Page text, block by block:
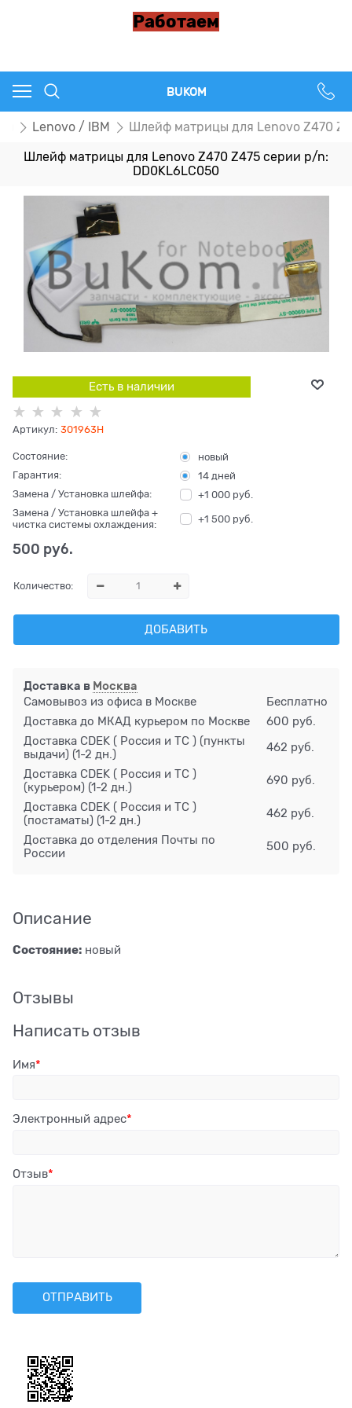
Работаем
BUKOM
Lenovo / IBM Шлейф матрицы для Lenovo Z470
Шлейф матрицы для Lenovo Z470 Z475 серии p/n:
DD0KL6LC050
Есть в наличии
Артикул: 301963H
Состояние:
новый
Гарантия:
14 дней
Замена / Установка шлейфа:
+1 000 руб.
Замена / Установка шлейфа +
чистка системы охлаждения:
+1 500 руб.
500 руб.
Количество:
ДОБАВИТЬ
Доставка в Москва
Самовывоз из офиса в Москве
Бесплатно
Доставка до МКАД курьером по Москве
600 руб.
Доставка CDEK ( Россия и ТС ) (пункты
выдачи) (1-2 дн.)
462 руб.
Доставка CDEK ( Россия и ТС )
(курьером) (1-2 дн.)
690 руб.
Доставка CDEK ( Россия и ТС )
(постаматы) (1-2 дн.)
462 руб.
Доставка до отделения Почты по
России
500 руб.
Описание
Состояние: новый
Отзывы
Написать отзыв
Имя
Электронный адрес
Отзыв